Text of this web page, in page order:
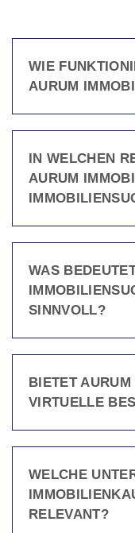
WIE
AURUM
IN WELCHEN
AURUM
WAS
SINNVOLL?
BIETET
VIRTUELLE
WELCHE
RELEVANT?